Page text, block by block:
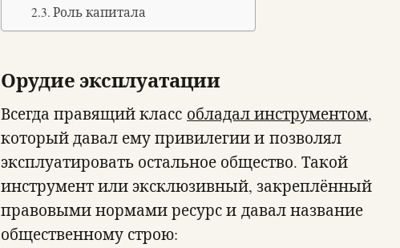
Роль капитала
Орудие эксплуатации
Всегда правящий класс обладал инструментом,
который давал ему привилегии и позволял
эксплуатировать остальное общество. Такой
инструмент или эксклюзивный, закреплённый
правовыми нормами ресурс и давал название
общественному строю: